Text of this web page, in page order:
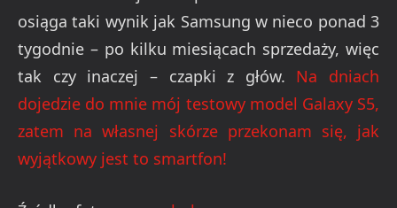
osiąga taki wynik jak Samsung w nieco ponad 3
tygodnie – po kilku miesiącach sprzedaży, więc
tak czy inaczej – czapki z głów. Na dniach
dojedzie do mnie mój testowy model Galaxy S5,
zatem na własnej skórze przekonam się, jak
wyjątkowy jest to smartfon!